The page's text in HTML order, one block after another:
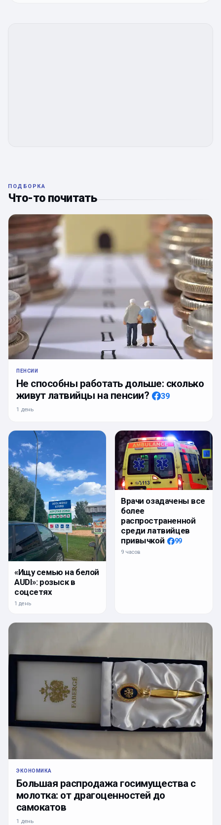
ПОДБОРКА
Что-то почитать
ПЕНСИИ
Не способны работать дольше: сколько
живут латвийцы на пенсии?
39
1 день
«Ищу семью на белой
AUDI»: розыск в
соцсетях
1 день
Врачи озадачены все
более
распространенной
среди латвийцев
привычкой
99
9 часов
ЭКОНОМИКА
Большая распродажа госимущества с
молотка: от драгоценностей до
самокатов
1 день